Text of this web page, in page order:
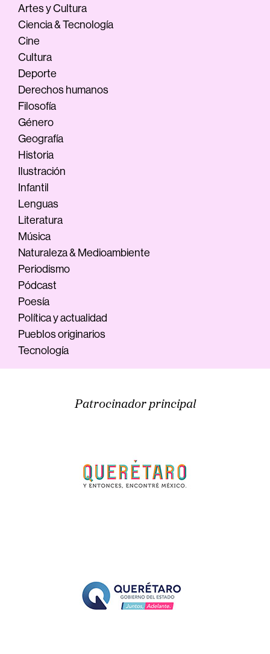
Artes y Cultura
Ciencia & Tecnología
Cine
Cultura
Deporte
Derechos humanos
Filosofía
Género
Geografía
Historia
Ilustración
Infantil
Lenguas
Literatura
Música
Naturaleza & Medioambiente
Periodismo
Pódcast
Poesía
Política y actualidad
Pueblos originarios
Tecnología
Patrocinador principal